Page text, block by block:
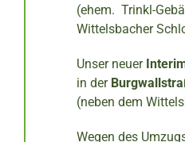
(ehem. Trinkl-
Wittelsbacher
Unser neuer
in der
(neben dem
Wegen des